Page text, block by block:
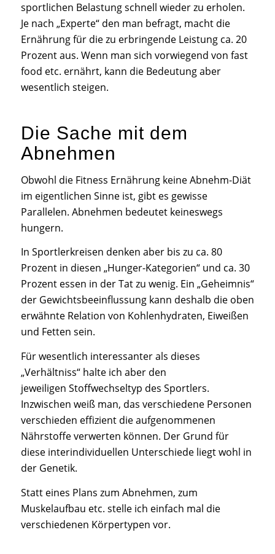
sportlichen Belastung schnell wieder zu erholen.
Je nach „Experte“ den man befragt, macht die
Ernährung für die zu erbringende Leistung ca. 20
Prozent aus. Wenn man sich vorwiegend von fast
food etc. ernährt, kann die Bedeutung aber
wesentlich steigen.
Die Sache mit dem
Abnehmen
Obwohl die Fitness Ernährung keine Abnehm-Diät
im eigentlichen Sinne ist, gibt es gewisse
Parallelen. Abnehmen bedeutet keineswegs
hungern.
In Sportlerkreisen denken aber bis zu ca. 80
Prozent in diesen „Hunger-Kategorien“ und ca. 30
Prozent essen in der Tat zu wenig. Ein „Geheimnis“
der Gewichtsbeeinflussung kann deshalb die oben
erwähnte Relation von Kohlenhydraten, Eiweißen
und Fetten sein.
Für wesentlich interessanter als dieses
„Verhältniss“ halte ich aber den
jeweiligen Stoffwechseltyp des Sportlers.
Inzwischen weiß man, das verschiedene Personen
verschieden effizient die aufgenommenen
Nährstoffe verwerten können. Der Grund für
diese interindividuellen Unterschiede liegt wohl in
der Genetik.
Statt eines Plans zum Abnehmen, zum
Muskelaufbau etc. stelle ich einfach mal die
verschiedenen Körpertypen vor.